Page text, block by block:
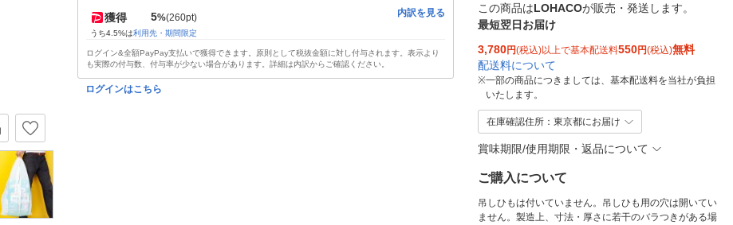
獲得 5%(260pt)
うち4.5%は利用先・期間限定
内訳を見る
ログイン&全額PayPay支払いで獲得できます。原則として税抜金額に対し付与されます。表示より
も実際の付与数、付与率が少ない場合があります。詳細は内訳からご確認ください。
ログインはこちら
この商品はLOHACOが販売・発送します。
最短翌日お届け
3,780円(税込)以上で基本配送料550円(税込)無料
配送料について
※一部の商品につきましては、基本配送料を当社が負担
いたします。
在庫確認住所：東京都にお届け
賞味期限/使用期限・返品について
ご購入について
吊しひもは付いていません。吊しひも用の穴は開いてい
ません。製造上、寸法・厚さに若干のバラつきがある場